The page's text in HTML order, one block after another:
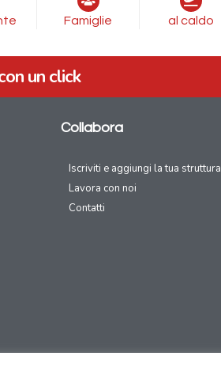
Famiglie al caldo
un click
Collabora
Iscriviti e aggiungi la tua struttura
Lavora con noi
Contatti